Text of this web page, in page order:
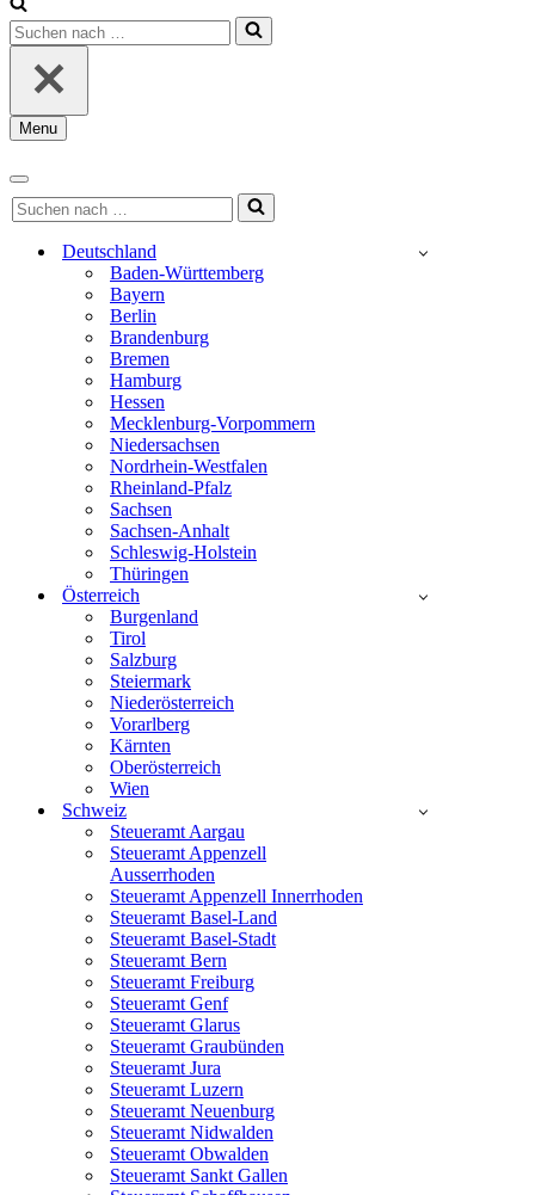
Suchen
nach …
Menu
Navigationsmenü
Navigationsmenü
Suchen
nach …
Deutschland
Baden-Württemberg
Bayern
Berlin
Brandenburg
Bremen
Hamburg
Hessen
Mecklenburg-Vorpommern
Niedersachsen
Nordrhein-Westfalen
Rheinland-Pfalz
Sachsen
Sachsen-Anhalt
Schleswig-Holstein
Thüringen
Österreich
Burgenland
Tirol
Salzburg
Steiermark
Niederösterreich
Vorarlberg
Kärnten
Oberösterreich
Wien
Schweiz
Steueramt Aargau
Steueramt Appenzell
Ausserrhoden
Steueramt Appenzell Innerrhoden
Steueramt Basel-Land
Steueramt Basel-Stadt
Steueramt Bern
Steueramt Freiburg
Steueramt Genf
Steueramt Glarus
Steueramt Graubünden
Steueramt Jura
Steueramt Luzern
Steueramt Neuenburg
Steueramt Nidwalden
Steueramt Obwalden
Steueramt Sankt Gallen